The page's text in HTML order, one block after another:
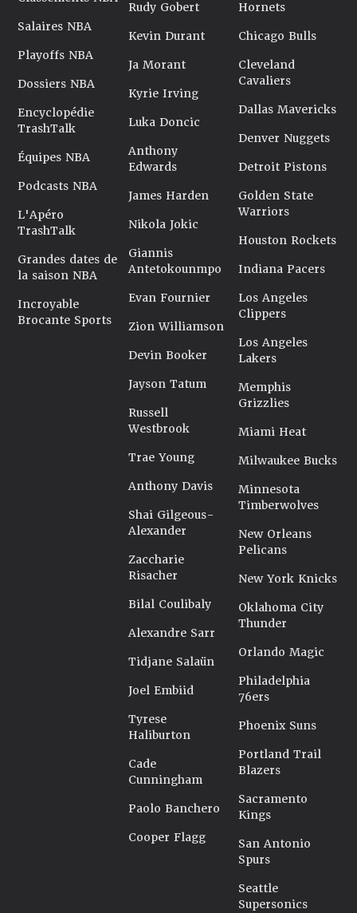
montrer son plein potentiel. Mais à 25 ans, tout n’est pas
perdu pour Okeke. Et puis il n’y a pas que la NBA dans la
vie, Chuma Okeke l’a bien compris en venant jouer en
Europe. Le real de Madrid et l’EuroLeague sont aussi un
endroit sympa pour jouer au basketball.
Fiche mise à jour le 20/10/2025
Salaires NBA
Playoffs NBA
Dossiers NBA
Encyclopédie
TrashTalk
Équipes NBA
Podcasts NBA
L'Apéro
TrashTalk
Grandes dates de
la saison NBA
Incroyable
Brocante Sports
Rudy Gobert
Kevin Durant
Ja Morant
Kyrie Irving
Luka Doncic
Anthony
Edwards
James Harden
Nikola Jokic
Giannis
Antetokounmpo
Evan Fournier
Zion Williamson
Devin Booker
Jayson Tatum
Russell
Westbrook
Trae Young
Anthony Davis
Shai Gilgeous-
Alexander
Zaccharie
Risacher
Bilal Coulibaly
Alexandre Sarr
Tidjane Salaün
Joel Embiid
Tyrese
Haliburton
Cade
Cunningham
Paolo Banchero
Cooper Flagg
Hornets
Chicago Bulls
Cleveland
Cavaliers
Dallas Mavericks
Denver Nuggets
Detroit Pistons
Golden State
Warriors
Houston Rockets
Indiana Pacers
Los Angeles
Clippers
Los Angeles
Lakers
Memphis
Grizzlies
Miami Heat
Milwaukee Bucks
Minnesota
Timberwolves
New Orleans
Pelicans
New York Knicks
Oklahoma City
Thunder
Orlando Magic
Philadelphia
76ers
Phoenix Suns
Portland Trail
Blazers
Sacramento
Kings
San Antonio
Spurs
Seattle
Supersonics